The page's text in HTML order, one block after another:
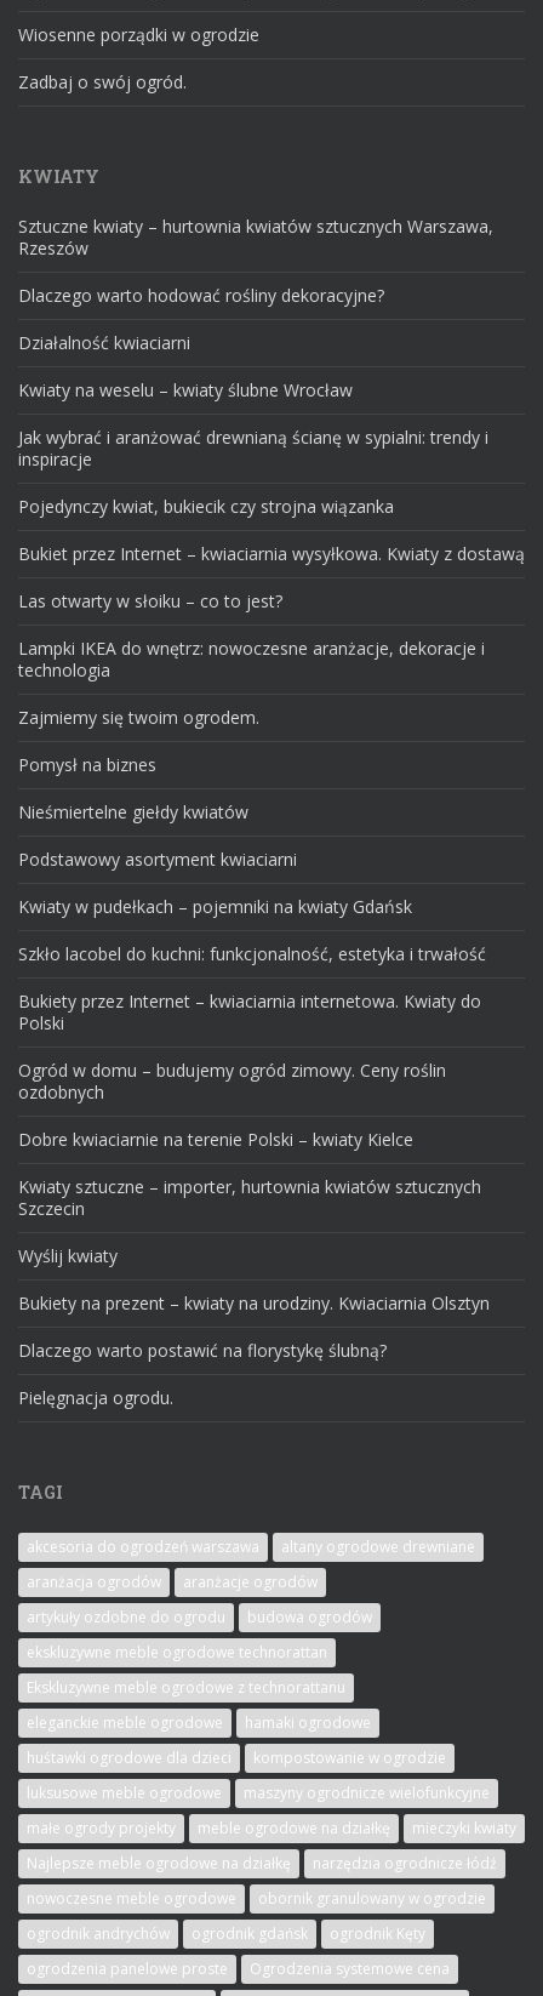
Wiosenne porządki w ogrodzie
Zadbaj o swój ogród.
KWIATY
Sztuczne kwiaty – hurtownia kwiatów sztucznych Warszawa,
Rzeszów
Dlaczego warto hodować rośliny dekoracyjne?
Działalność kwiaciarni
Kwiaty na weselu – kwiaty ślubne Wrocław
Jak wybrać i aranżować drewnianą ścianę w sypialni: trendy i
inspiracje
Pojedynczy kwiat, bukiecik czy strojna wiązanka
Bukiet przez Internet – kwiaciarnia wysyłkowa. Kwiaty z dostawą
Las otwarty w słoiku – co to jest?
Lampki IKEA do wnętrz: nowoczesne aranżacje, dekoracje i
technologia
Zajmiemy się twoim ogrodem.
Pomysł na biznes
Nieśmiertelne giełdy kwiatów
Podstawowy asortyment kwiaciarni
Kwiaty w pudełkach – pojemniki na kwiaty Gdańsk
Szkło lacobel do kuchni: funkcjonalność, estetyka i trwałość
Bukiety przez Internet – kwiaciarnia internetowa. Kwiaty do
Polski
Ogród w domu – budujemy ogród zimowy. Ceny roślin
ozdobnych
Dobre kwiaciarnie na terenie Polski – kwiaty Kielce
Kwiaty sztuczne – importer, hurtownia kwiatów sztucznych
Szczecin
Wyślij kwiaty
Bukiety na prezent – kwiaty na urodziny. Kwiaciarnia Olsztyn
Dlaczego warto postawić na florystykę ślubną?
Pielęgnacja ogrodu.
TAGI
akcesoria do ogrodzeń warszawa
altany ogrodowe drewniane
aranżacja ogrodów
aranżacje ogrodów
artykuły ozdobne do ogrodu
budowa ogrodów
ekskluzywne meble ogrodowe technorattan
Ekskluzywne meble ogrodowe z technorattanu
eleganckie meble ogrodowe
hamaki ogrodowe
huśtawki ogrodowe dla dzieci
kompostowanie w ogrodzie
luksusowe meble ogrodowe
maszyny ogrodnicze wielofunkcyjne
małe ogrody projekty
meble ogrodowe na działkę
mieczyki kwiaty
Najlepsze meble ogrodowe na działkę
narzędzia ogrodnicze łódź
nowoczesne meble ogrodowe
obornik granulowany w ogrodzie
ogrodnik andrychów
ogrodnik gdańsk
ogrodnik Kęty
ogrodzenia panelowe proste
Ogrodzenia systemowe cena